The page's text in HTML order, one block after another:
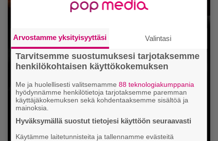
Arvostamme yksityisyyttäsi Valintasi
Tarvitsemme suostumuksesi tarjotaksemme
henkilökohtaisen käyttökokemuksen
Me ja huolellisesti valitsemamme88 teknologiakumppania
hyödynnämme henkilötietoja tarjotaksemme paremman
käyttäjäkokemuksen sekä kohdentaaksemme sisältöä ja
mainoksia.
Hyväksymällä suostut tietojesi käyttöön seuraavasti
Käytämme laitetunnisteita ja tallennamme evästeitä